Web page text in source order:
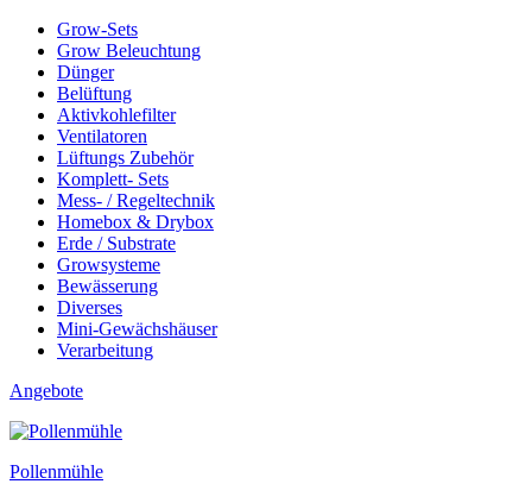
Grow-Sets
Grow Beleuchtung
Dünger
Belüftung
Aktivkohlefilter
Ventilatoren
Lüftungs Zubehör
Komplett- Sets
Mess- / Regeltechnik
Homebox & Drybox
Erde / Substrate
Growsysteme
Bewässerung
Diverses
Mini-Gewächshäuser
Verarbeitung
Angebote
Pollenmühle